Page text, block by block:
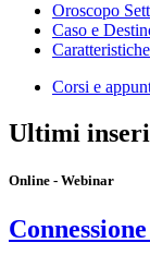
Oroscopo
Caso e
Corsi e
Ultimi
Online - Webinar